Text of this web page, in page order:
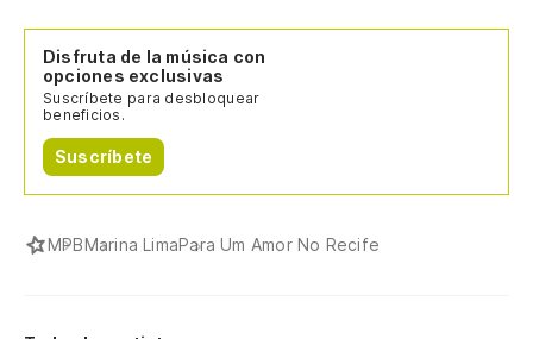
Disfruta de la música con
opciones exclusivas
Suscríbete para desbloquear
beneficios.
Suscríbete
MPBMarina LimaPara Um Amor No Recife